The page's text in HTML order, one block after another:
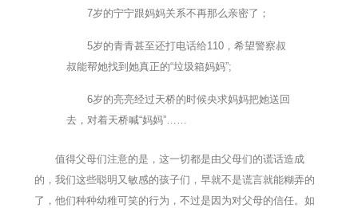
7岁的宁宁跟妈妈关系不再那么亲密了；
5岁的青青甚至还打电话给110，希望警察叔
叔能帮她找到她真正的“垃圾箱妈妈”;
6岁的亮亮经过天桥的时候央求妈妈把她送回
去，对着天桥喊“妈妈”……
值得父母们注意的是，这一切都是由父母们的谎话造成
的，我们这些聪明又敏感的孩子们，早就不是谎言就能糊弄的
了，他们种种幼稚可笑的行为，不过是因为对父母的信任。如